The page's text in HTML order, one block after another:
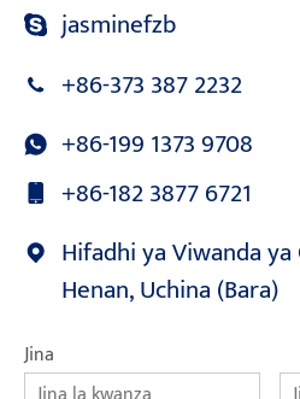
jasminefzb
+86-373 387 2232
+86-199 1373 9708
+86-182 3877 6721
Hifadhi ya Viwanda
Henan, Uchina (Bara)
Jina